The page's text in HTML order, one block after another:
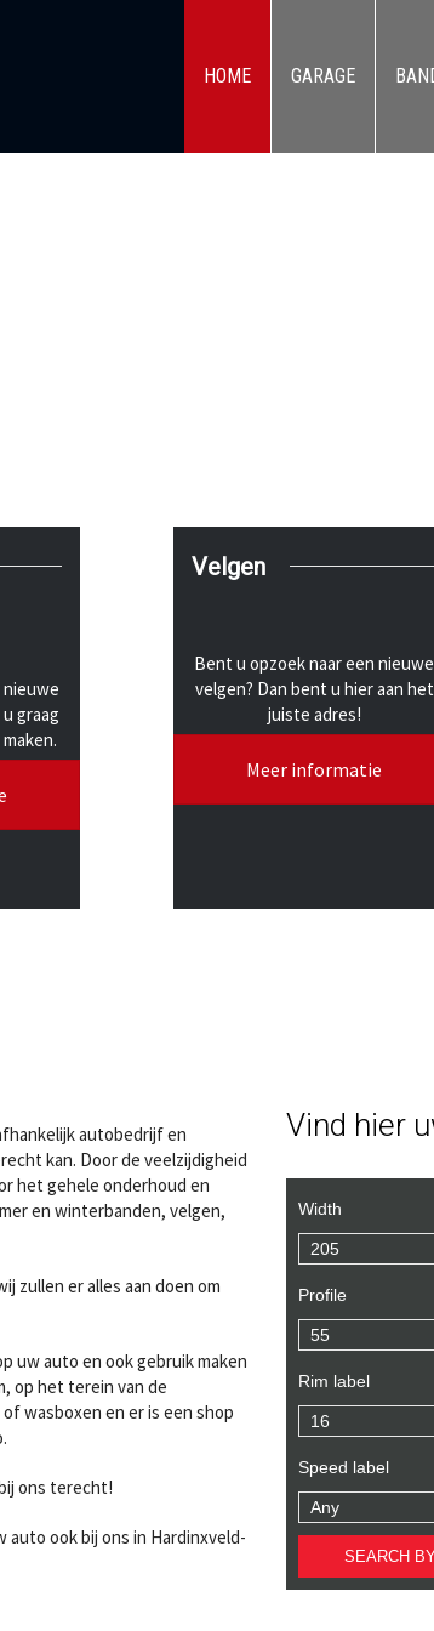
HOME GARAGE
graag
Velgen
Bent u opzoek naar een nieuwe
velgen? Dan bent u hier aan het
juiste adres!
Meer informatie
autobedrijf en
kan. Door de veelzijdigheid
het gehele onderhoud en
en winterbanden, velgen,
zullen er alles aan doen om
uw auto en ook gebruik maken
op het terein van de
wasboxen en er is een shop
ons terecht!
auto ook bij ons in Hardinxveld-
Vind hier
Width
Profile
Rim label
Speed label